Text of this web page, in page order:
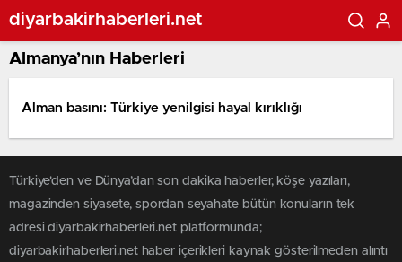
diyarbakirhaberleri.net
Almanya’nın Haberleri
Alman basını: Türkiye yenilgisi hayal kırıklığı
Türkiye'den ve Dünya’dan son dakika haberler, köşe yazıları,
magazinden siyasete, spordan seyahate bütün konuların tek
adresi diyarbakirhaberleri.net platformunda;
diyarbakirhaberleri.net haber içerikleri kaynak gösterilmeden alıntı